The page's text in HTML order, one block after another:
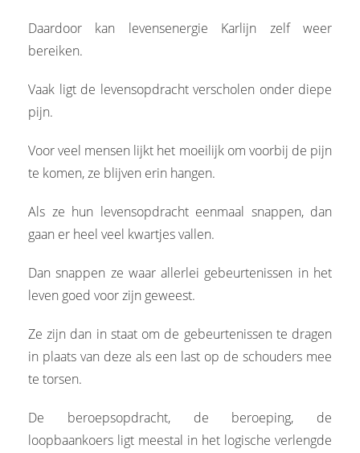
Daardoor kan levensenergie Karlijn zelf weer
bereiken.
Vaak ligt de levensopdracht verscholen onder diepe
pijn.
Voor veel mensen lijkt het moeilijk om voorbij de pijn
te komen, ze blijven erin hangen.
Als ze hun levensopdracht eenmaal snappen, dan
gaan er heel veel kwartjes vallen.
Dan snappen ze waar allerlei gebeurtenissen in het
leven goed voor zijn geweest.
Ze zijn dan in staat om de gebeurtenissen te dragen
in plaats van deze als een last op de schouders mee
te torsen.
De beroepsopdracht, de beroeping, de
loopbaankoers ligt meestal in het logische verlengde